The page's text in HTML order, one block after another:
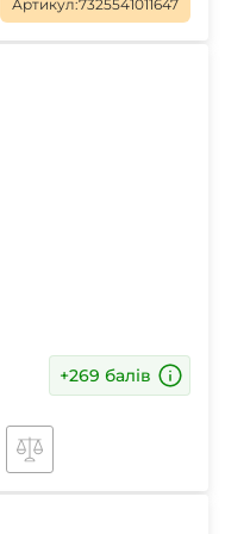
Артикул:7325541011647
+269 балів